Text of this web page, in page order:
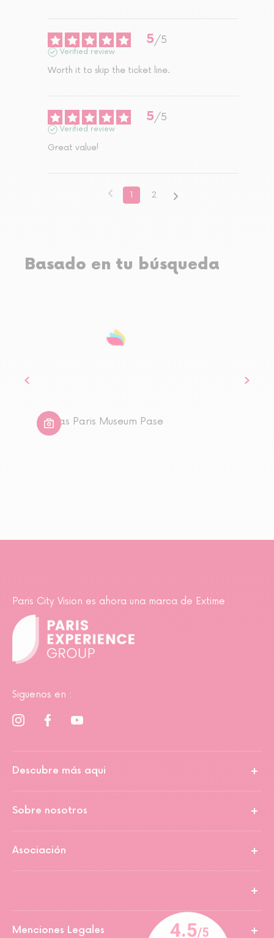
5/5
Verified review
Worth it to skip the ticket line.
5/5
Verified review
Great value!
1 2
Basado en tu búsqueda
4 Días Paris Museum Pase
Paris City Vision es ahora una marca de Extime
Siguenos en :
Descubre más aqui
Sobre nosotros
Asociación
Menciones Legales